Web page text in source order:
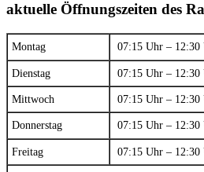
aktuelle Öffnungszeiten des
Montag 07:15 Uhr – 12:30
Dienstag 07:15 Uhr – 12:30
Mittwoch 07:15 Uhr – 12:30
Donnerstag 07:15 Uhr – 12:30
Freitag 07:15 Uhr – 12:30